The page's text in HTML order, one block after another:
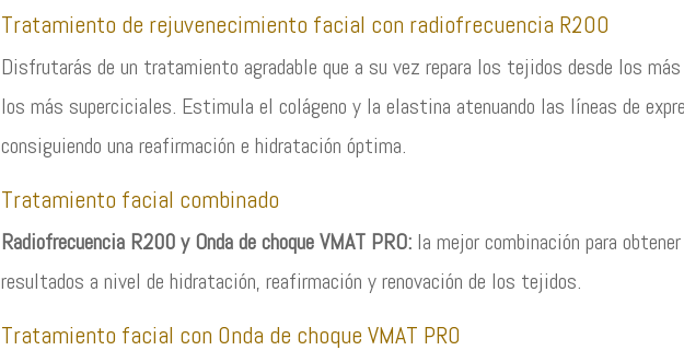
Tratamiento de rejuvenecimiento facial con radiofrecuencia R200
Disfrutarás de un tratamiento agradable que a su vez repara los tejidos desde los
los más superciciales. Estimula el colágeno y la elastina atenuando las líneas de
consiguiendo una reafirmación e hidratación óptima.
Tratamiento facial combinado
Radiofrecuencia R200 y Onda de choque VMAT PRO:la mejor combinación para
resultados a nivel de hidratación, reafirmación y renovación de los tejidos.
Tratamiento facial con Onda de choque VMAT PRO